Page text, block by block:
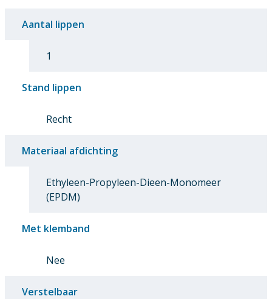
Aantal lippen
1
Stand lippen
Recht
Materiaal afdichting
Ethyleen-Propyleen-Dieen-Monomeer
(EPDM)
Met klemband
Nee
Verstelbaar